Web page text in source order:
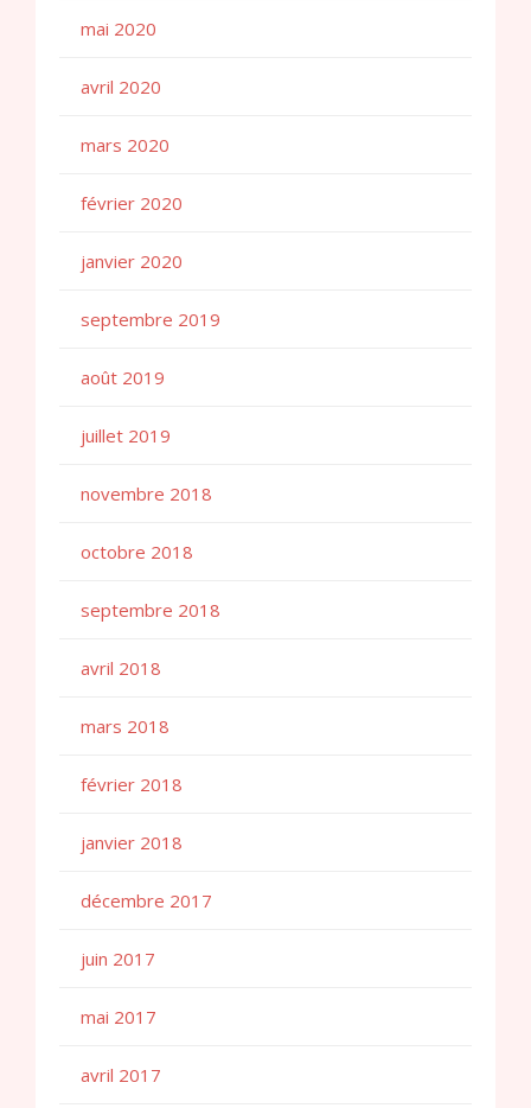
mai 2020
avril 2020
mars 2020
février 2020
janvier 2020
septembre 2019
août 2019
juillet 2019
novembre 2018
octobre 2018
septembre 2018
avril 2018
mars 2018
février 2018
janvier 2018
décembre 2017
juin 2017
mai 2017
avril 2017